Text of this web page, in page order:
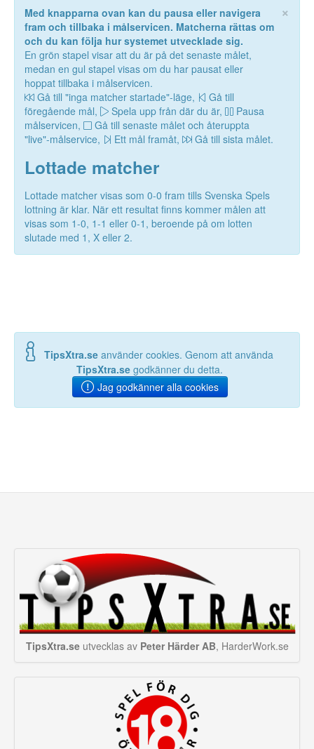
×
Med knapparna ovan kan du pausa eller navigera
fram och tillbaka i målservicen. Matcherna rättas om
och du kan följa hur systemet utvecklade sig.
En grön stapel visar att du är på det senaste målet,
medan en gul stapel visas om du har pausat eller
hoppat tillbaka i målservicen.
Gå till "inga matcher startade"-läge,
Gå till
föregående mål,
Spela upp från där du är,
Pausa
målservicen,
Gå till senaste målet och återuppta
"live"-målservice,
Ett mål framåt, Gå till sista målet.
Lottade matcher
Lottade matcher visas som 0-0 fram tills Svenska Spels
lottning är klar. När ett resultat finns kommer målen att
visas som 1-0, 1-1 eller 0-1, beroende på om lotten
slutade med 1, X eller 2.
TipsXtra.se använder cookies. Genom att använda
TipsXtra.se godkänner du detta.
Jag godkänner alla cookies
TipsXtra.seutvecklas av Peter Härder AB, HarderWork.se